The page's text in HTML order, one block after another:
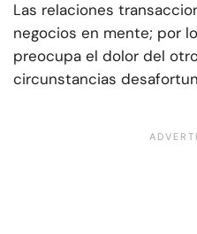
Las relaciones
negocios en mente; por
preocupa el dolor del
circunstancias